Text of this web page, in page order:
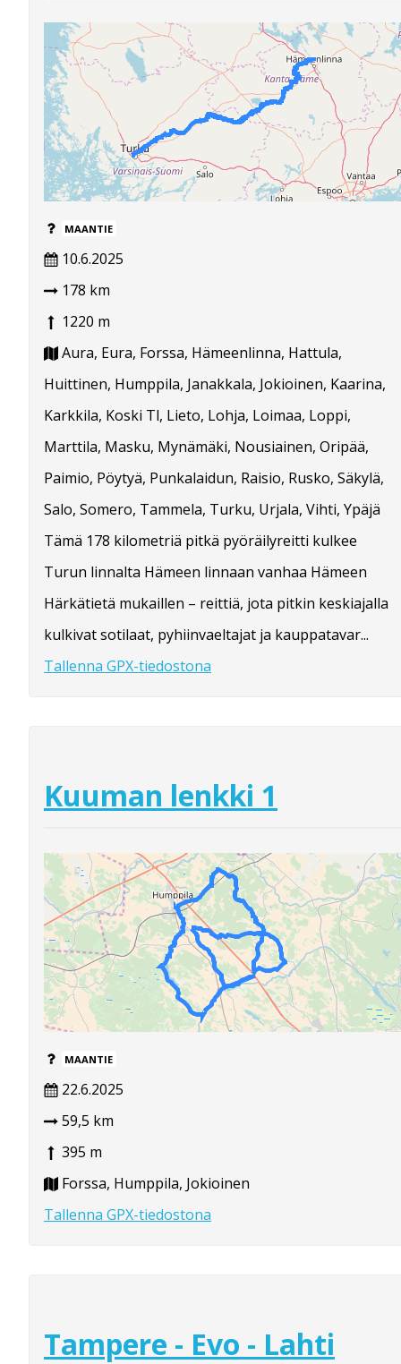
MAANTIE
10.6.2025
178 km
1220 m
Aura, Eura, Forssa, Hämeenlinna, Hattula,
Huittinen, Humppila, Janakkala, Jokioinen, Kaarina,
Karkkila, Koski Tl, Lieto, Lohja, Loimaa, Loppi,
Marttila, Masku, Mynämäki, Nousiainen, Oripää,
Paimio, Pöytyä, Punkalaidun, Raisio, Rusko, Säkylä,
Salo, Somero, Tammela, Turku, Urjala, Vihti, Ypäjä
Tämä 178 kilometriä pitkä pyöräilyreitti kulkee
Turun linnalta Hämeen linnaan vanhaa Hämeen
Härkätietä mukaillen – reittiä, jota pitkin keskiajalla
kulkivat sotilaat, pyhiinvaeltajat ja kauppatavar...
Tallenna GPX-tiedostona
Kuuman lenkki 1
MAANTIE
22.6.2025
59,5 km
395 m
Forssa, Humppila, Jokioinen
Tallenna GPX-tiedostona
Tampere - Evo - Lahti